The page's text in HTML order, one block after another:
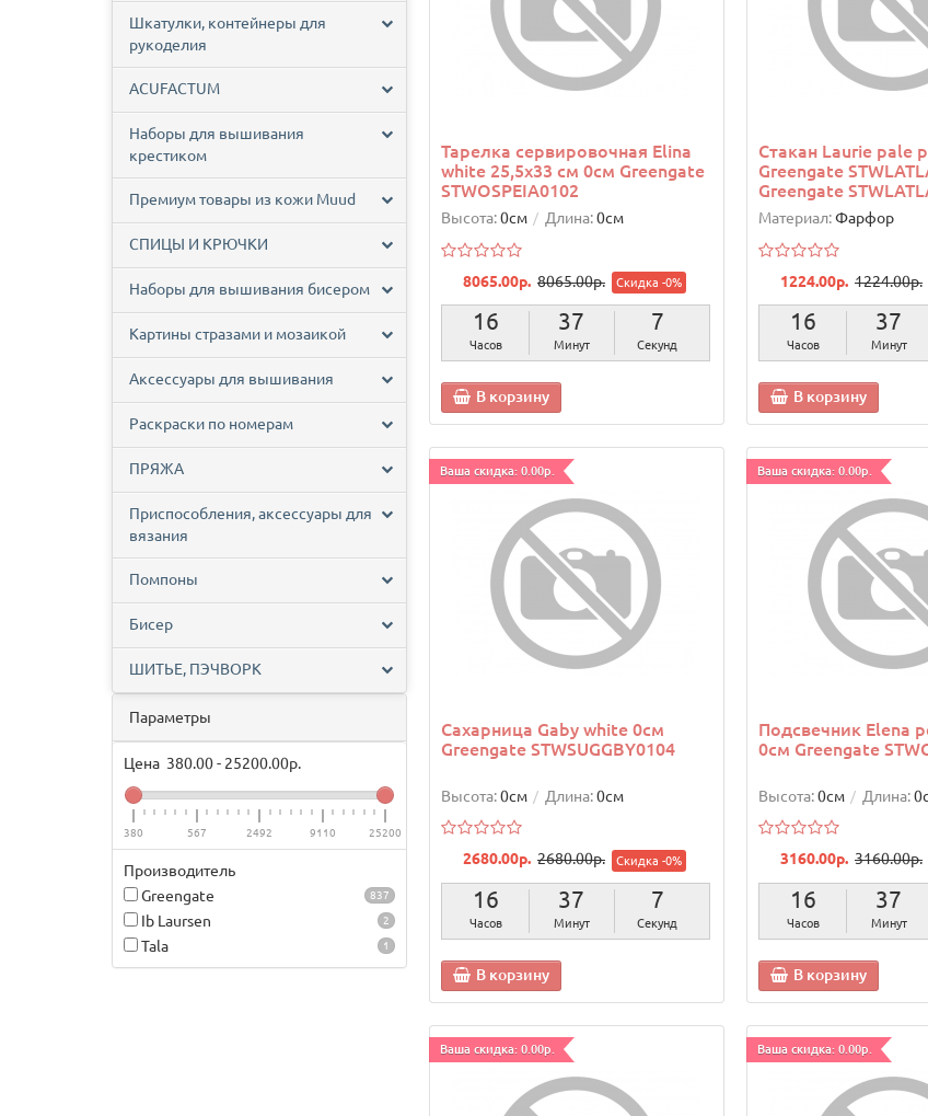
Шкатулки, контейнеры для
рукоделия
ACUFACTUM
Наборы для вышивания
крестиком
Премиум товары из кожи Muud
СПИЦЫ И КРЮЧКИ
Наборы для вышивания бисером
Картины стразами и мозаикой
Аксессуары для вышивания
Раскраски по номерам
ПРЯЖА
Приспособления, аксессуары для
вязания
Помпоны
Бисер
ШИТЬЕ, ПЭЧВОРК
Параметры
Цена 380.00- 25200.00р.
380 567 2492 9110 25200
Производитель
Greengate
837
Ib Laursen 2
Tala 1
Тарелка сервировочная Elina
white 25,5x33 см 0см Greengate
STWOSPEIA0102
Высота:0см Длина:0см
8065.00р. 8065.00р. Скидка -0%
16
Часов
37
Минут
6
Секунд
В корзину
Стакан Laurie pale
Greengate
Greengate
Материал:Фарфор
1224.00р. 1224.00р.
16
Часов
37
Минут
В корзину
Ваша скидка: 0.00р.
Сахарница Gaby white 0см
Greengate STWSUGGBY0104
Высота:0см Длина:0см
2680.00р. 2680.00р. Скидка -0%
16
Часов
37
Минут
6
Секунд
В корзину
Ваша скидка: 0.00р.
Подсвечник Elena
0см Greengate
Высота:0см Длина:
3160.00р. 3160.00р.
16
Часов
37
Минут
В корзину
Ваша скидка: 0.00р. Ваша скидка: 0.00р.